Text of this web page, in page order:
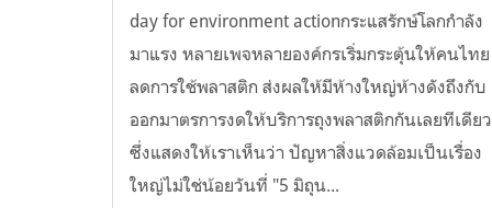
day for environment actionกระแสรักษ์โลกกำลัง
มาแรง หลายเพจหลายองค์กรเริ่มกระตุ้นให้คนไทย
ลดการใช้พลาสติก ส่งผลให้มีห้างใหญ่ห้างดังถึงกับ
ออกมาตรการงดให้บริการถุงพลาสติกกันเลยทีเดียว
ซึ่งแสดงให้เราเห็นว่า ปัญหาสิ่งแวดล้อมเป็นเรื่อง
ใหญ่ไม่ใช่น้อยวันที่ "5 มิถุน...